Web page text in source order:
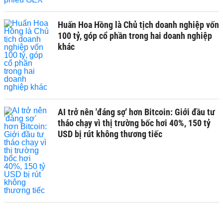
Huấn Hoa Hồng là Chủ tịch doanh nghiệp vốn
100 tỷ, góp cổ phần trong hai doanh nghiệp
khác
AI trở nên 'đáng sợ' hơn Bitcoin: Giới đầu tư
tháo chạy vì thị trường bốc hơi 40%, 150 tỷ
USD bị rút không thương tiếc